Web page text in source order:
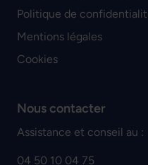
Politique de
Mentions légales
Cookies
Nous contacter
Assistance et conseil au :
04 50 10 04 75